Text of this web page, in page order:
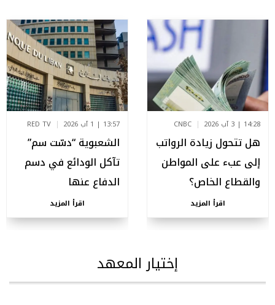
14:28 | 3 آب 2026 CNBC
هل تتحول زيادة الرواتب
إلى عبء على المواطن
والقطاع الخاص؟
اقرأ المزيد
13:57 | 1 آب 2026 RED TV
الشعبوية “دسّت سم”
تآكل الودائع في دسم
الدفاع عنها
اقرأ المزيد
إختيار المعهد